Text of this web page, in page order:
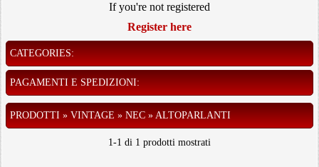
If you're not registered
Register here
CATEGORIES:
PAGAMENTI E SPEDIZIONI:
PRODOTTI » VINTAGE » NEC » ALTOPARLANTI
1-1 di 1 prodotti mostrati